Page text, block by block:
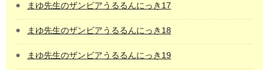
まゆ先生のザンビアうるるんにっき17
まゆ先生のザンビアうるるんにっき18
まゆ先生のザンビアうるるんにっき19